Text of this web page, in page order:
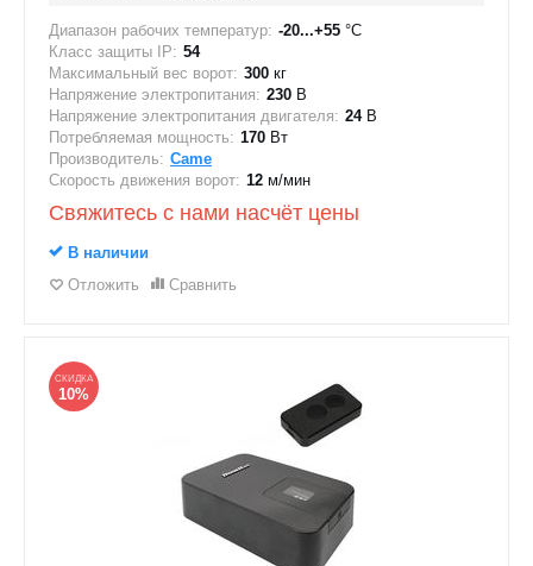
Диапазон рабочих температур: -20...+55 °C
Класс защиты IP: 54
Максимальный вес ворот: 300 кг
Напряжение электропитания: 230 В
Напряжение электропитания двигателя: 24В
Потребляемая мощность: 170 Вт
Производитель: Came
Скорость движения ворот: 12 м/мин
Свяжитесь с нами насчёт цены
В наличии
Отложить
Сравнить
СКИДКА
10%